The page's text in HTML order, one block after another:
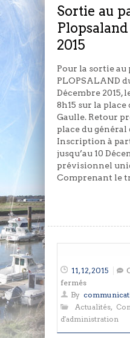
Belgique
2015
Sortie au
2015
Pour la sortie au
PLOPSALAND
Décembre 2015,
8h15 sur la place
Gaulle. Retour
place du général
Inscription à
jusqu’au 10
prévisionnel
Comprenant le
11, 12, 2015
ferméssur
Compte
rendu
réunion
By
Actualités,
d'administration